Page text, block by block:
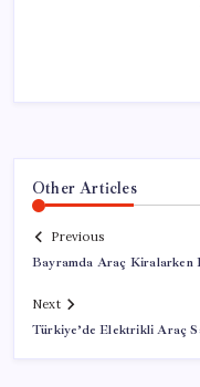
Other Articles
Previous
Bayramda Araç Kiralarken
Next
Türkiye’de Elektrikli Araç